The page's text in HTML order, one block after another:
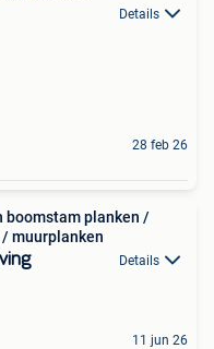
Details
28 feb 26
boomstam planken /
muurplanken
Details
11 jun 26